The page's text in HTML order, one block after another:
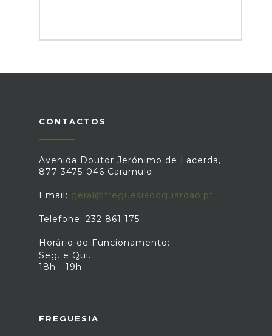
CONTACTOS
Avenida Doutor Jerónimo de Lacerda,
877 3475-046 Caramulo
Email: geral@freguesiadoguardao.pt
Telefone: 232 861 175
Horário de Funcionamento:
Seg. e Qui.:
18h - 19h
FREGUESIA